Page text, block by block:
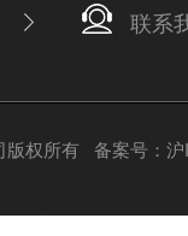
联系
版权所有 备案号：